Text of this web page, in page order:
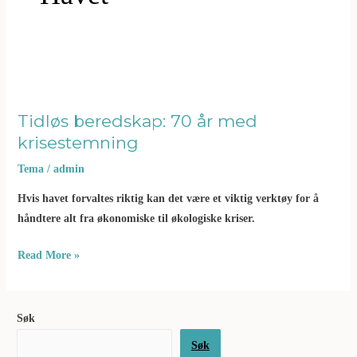
Tidløs beredskap: 70 år med
krisestemning
Tema/ admin
Hvis havet forvaltes riktig kan det være et viktig verktøy for å
håndtere alt fra økonomiske til økologiske kriser.
år
med
krisestemning
Read More »
Søk
Søk